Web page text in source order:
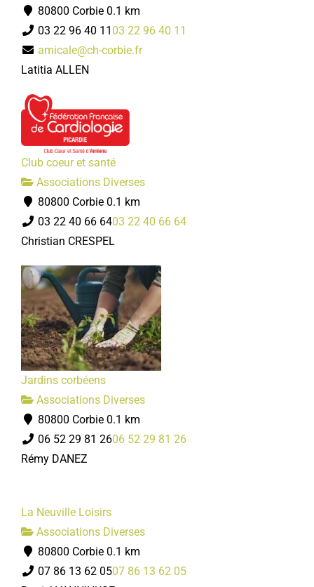
80800 Corbie 0.1 km
03 22 96 40 11 03 22 96 40 11
amicale@ch-corbie.fr
Latitia ALLEN
Club coeur et santé
Associations Diverses
80800 Corbie 0.1 km
03 22 40 66 6403 22 40 66 64
Christian CRESPEL
Jardins corbéens
Associations Diverses
80800 Corbie 0.1 km
06 52 29 81 2606 52 29 81 26
Rémy DANEZ
La Neuville Loisirs
Associations Diverses
80800 Corbie 0.1 km
07 86 13 62 0507 86 13 62 05